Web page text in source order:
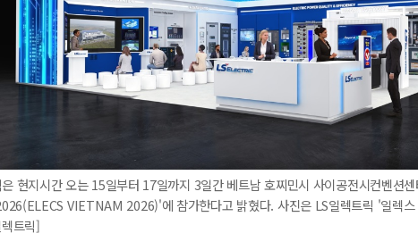
현지시간 오는 15일부터 17일까지 3일간 베트남 호찌민시 사이공전시컨벤션
VIETNAM 2026)'에 참가한다고 밝혔다. 사진은 LS일렉트릭 '일렉
트릭]